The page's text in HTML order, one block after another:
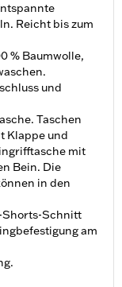
Reicht bis zum
% Baumwolle,
und
Taschen
Klappe und
mit
Bein. Die
in den
Shorts-Schnitt
am